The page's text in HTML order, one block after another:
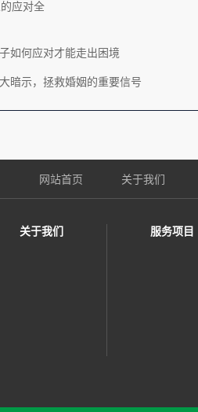
应对全
如何应对才能走出困境
暗示，拯救婚姻的重要信号
网站首页 关于我们
关于我们 服务项目